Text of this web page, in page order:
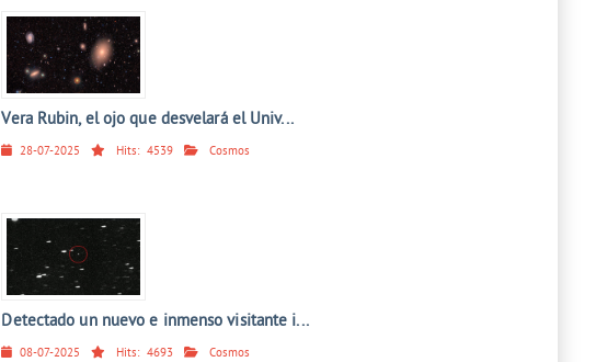
Vera Rubin, el ojo que desvelará el Univ...
28-07-2025 Hits: 4539 Cosmos
Detectado un nuevo e inmenso visitante i...
08-07-2025 Hits: 4693 Cosmos